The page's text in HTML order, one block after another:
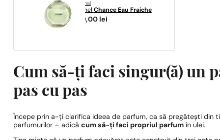
original
Chanel Chance Eau Fraiche
699,00 lei
Cum să-ți faci singur(ă) un
pas cu pas
Începe prin a-ți clarifica ideea de parfum, ca să pregătești din
parfumurilor – adicăcum să-ți faci propriul parfum în ulei.